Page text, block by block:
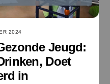
2024
Jeugd:
Doet
in